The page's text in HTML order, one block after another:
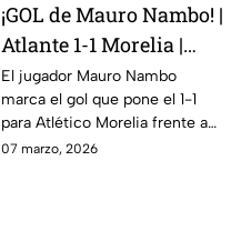
¡GOL de Mauro Nambo! |
Atlante 1-1 Morelia |
Liga de Expansión MX
El jugador Mauro Nambo
marca el gol que pone el 1-1
para Atlético Morelia frente a
Atlante FC en duelo
07 marzo, 2026